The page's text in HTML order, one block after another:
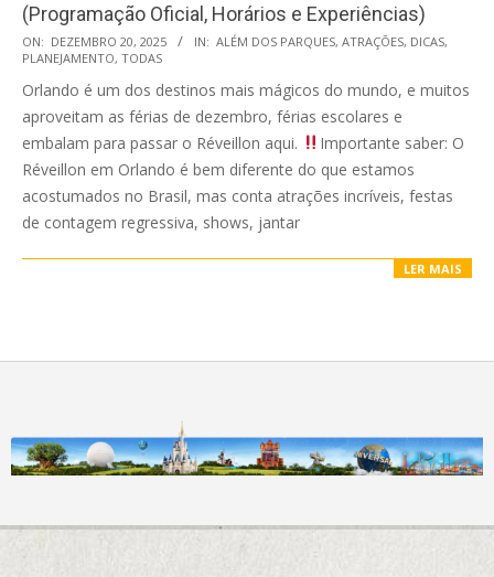
(Programação Oficial, Horários e Experiências)
2025-
12-
20
ON: DEZEMBRO 20, 2025 IN: ALÉM DOS PARQUES, ATRAÇÕES, DICAS,
PLANEJAMENTO, TODAS
Orlando é um dos destinos mais mágicos do mundo, e muitos
aproveitam as férias de dezembro, férias escolares e
embalam para passar o Réveillon aqui.
Importante saber: O
Réveillon em Orlando é bem diferente do que estamos
acostumados no Brasil, mas conta atrações incríveis, festas
de contagem regressiva, shows, jantar
LER MAIS